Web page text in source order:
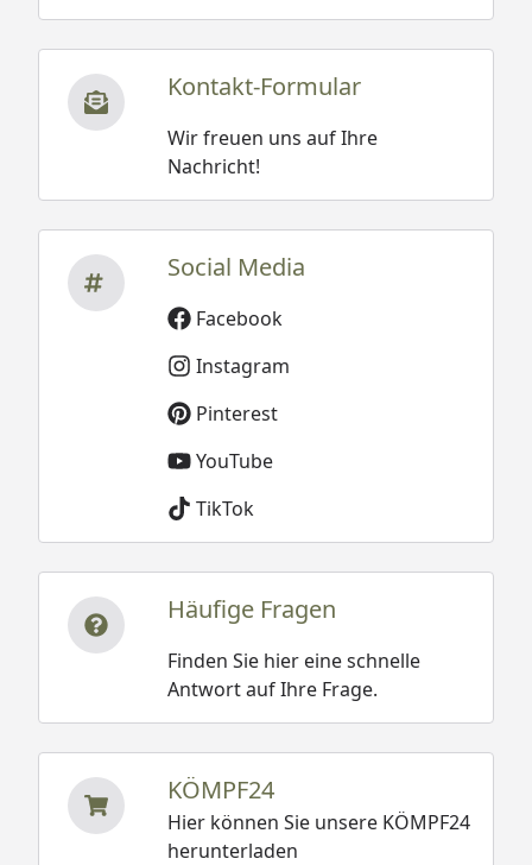
Kontakt-Formular
Wir freuen uns auf Ihre
Nachricht!
Social Media
Facebook
Instagram
Pinterest
YouTube
TikTok
Häufige Fragen
Finden Sie hier eine schnelle
Antwort auf Ihre Frage.
KÖMPF24
Hier können Sie unsere KÖMPF24
herunterladen